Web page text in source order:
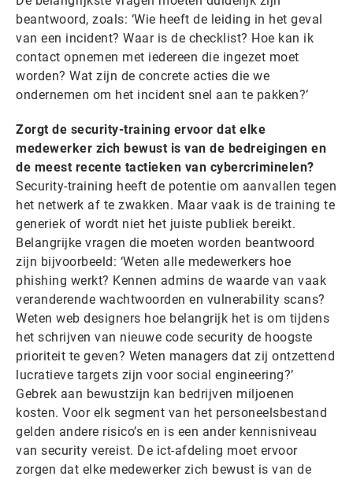
beantwoord, zoals: ‘Wie heeft de leiding in het geval
van een incident? Waar is de checklist? Hoe kan ik
contact opnemen met iedereen die ingezet moet
worden? Wat zijn de concrete acties die we
ondernemen om het incident snel aan te pakken?’
Zorgt de security-training ervoor dat elke
medewerker zich bewust is van de bedreigingen en
de meest recente tactieken van cybercriminelen?
Security-training heeft de potentie om aanvallen tegen
het netwerk af te zwakken. Maar vaak is de training te
generiek of wordt niet het juiste publiek bereikt.
Belangrijke vragen die moeten worden beantwoord
zijn bijvoorbeeld: ‘Weten alle medewerkers hoe
phishing werkt? Kennen admins de waarde van vaak
veranderende wachtwoorden en vulnerability scans?
Weten web designers hoe belangrijk het is om tijdens
het schrijven van nieuwe code security de hoogste
prioriteit te geven? Weten managers dat zij ontzettend
lucratieve targets zijn voor social engineering?’
Gebrek aan bewustzijn kan bedrijven miljoenen
kosten. Voor elk segment van het personeelsbestand
gelden andere risico’s en is een ander kennisniveau
van security vereist. De ict-afdeling moet ervoor
zorgen dat elke medewerker zich bewust is van de